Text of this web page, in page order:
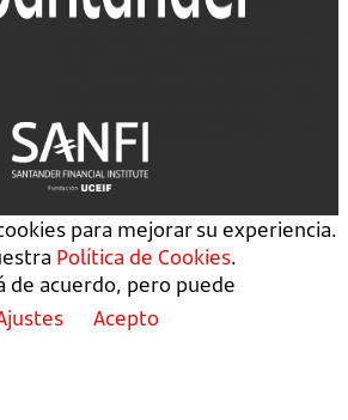
para mejorar su experiencia.
Política de Cookies.
de acuerdo, pero puede
Acepto